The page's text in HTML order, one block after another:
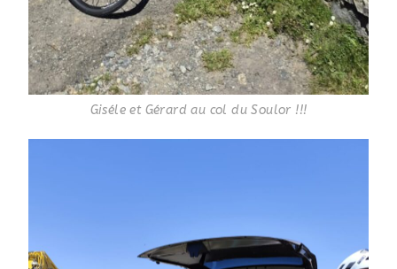
Giséle et Gérard au col du Soulor !!!